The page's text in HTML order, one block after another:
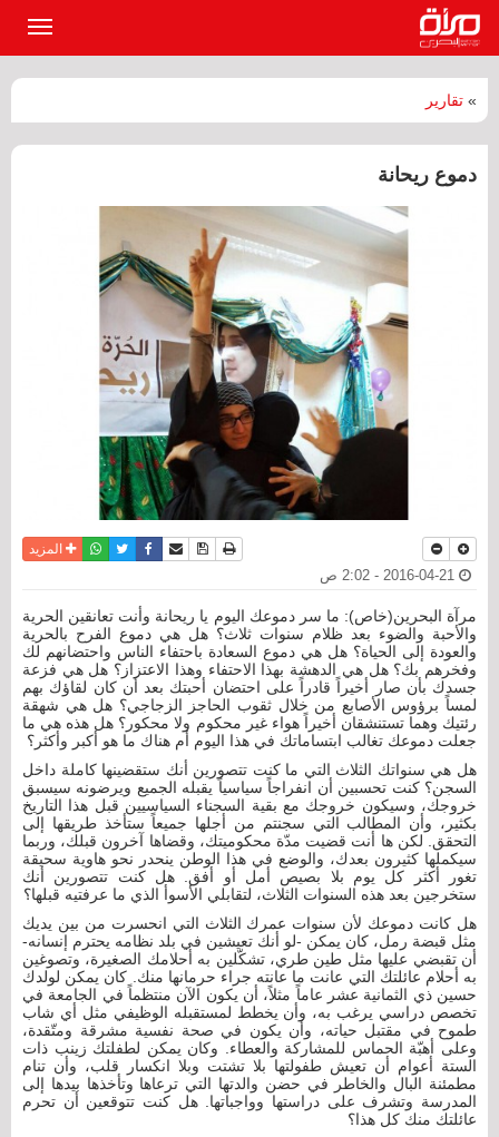
» تقارير
دموع ريحانة
نسخة للطباعة
حفظ الموضوع
أرسل الى صديق
فيسبوكتويترواتسابالمزيد
مرآة البحرين(خاص): ما سر دموعك اليوم يا ريحانة وأنت تعانقين الحرية
والأحبة والضوء بعد ظلام سنوات ثلاث؟ هل هي دموع الفرح بالحرية
والعودة إلى الحياة؟ هل هي دموع السعادة باحتفاء الناس واحتضانهم لك
وفخرهم بك؟ هل هي الدهشة بهذا الاحتفاء وهذا الاعتزاز؟ هل هي فزعة
جسدك بأن صار أخيراً قادراً على احتضان أحبتك بعد أن كان لقاؤك بهم
لمساً برؤوس الأصابع من خلال ثقوب الحاجز الزجاجي؟ هل هي شهقة
رئتيك وهما تستنشقان أخيراً هواء غير محكوم ولا محكور؟ هل هذه هي ما
جعلت دموعك تغالب ابتساماتك في هذا اليوم أم هناك ما هو أكبر وأكثر؟
هل هي سنواتك الثلاث التي ما كنت تتصورين أنك ستقضينها كاملة داخل
السجن؟ كنت تحسبين أن انفراجاً سياسياً يقبله الجميع ويرضونه سيسبق
خروجك، وسيكون خروجك مع بقية السجناء السياسيين قبل هذا التاريخ
بكثير، وأن المطالب التي سجنتم من أجلها جميعاً ستأخذ طريقها إلى
التحقق. لكن ها أنت قضيت مدّة محكوميتك، وقضاها آخرون قبلك، وربما
سيكملها كثيرون بعدك، والوضع في هذا الوطن ينحدر نحو هاوية سحيقة
تغور أكثر كل يوم بلا بصيص أمل أو أفق. هل كنت تتصورين أنك
ستخرجين بعد هذه السنوات الثلاث، لتقابلي الأسوأ الذي ما عرفتيه قبلها؟
هل كانت دموعك لأن سنوات عمرك الثلاث التي انحسرت من بين يديك
مثل قبضة رمل، كان يمكن -لو أنك تعيشين في بلد نظامه يحترم إنسانه-
أن تقبضي عليها مثل طين طري، تشكّلين به أحلامك الصغيرة، وتصوغين
به أحلام عائلتك التي عانت ما عانته جراء حرمانها منك. كان يمكن لولدك
حسين ذي الثمانية عشر عاماً مثلاً، أن يكون الآن منتظماً في الجامعة في
تخصص دراسي يرغب به، وأن يخطط لمستقبله الوظيفي مثل أي شاب
طموح في مقتبل حياته، وأن يكون في صحة نفسية مشرقة ومتّقدة،
وعلى أهبّة الحماس للمشاركة والعطاء. وكان يمكن لطفلتك زينب ذات
الستة أعوام أن تعيش طفولتها بلا تشتت وبلا انكسار قلب، وأن تنام
مطمئنة البال والخاطر في حضن والدتها التي ترعاها وتأخذها بيدها إلى
المدرسة وتشرف على دراستها وواجباتها. هل كنت تتوقعين أن تحرم
عائلتك منك كل هذا؟